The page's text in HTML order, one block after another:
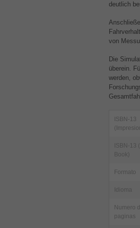
deutlich
von
Die
überein.
werden,
ISBN-13
ISBN-13
Book)
Formato
Idioma
Numero
paginas